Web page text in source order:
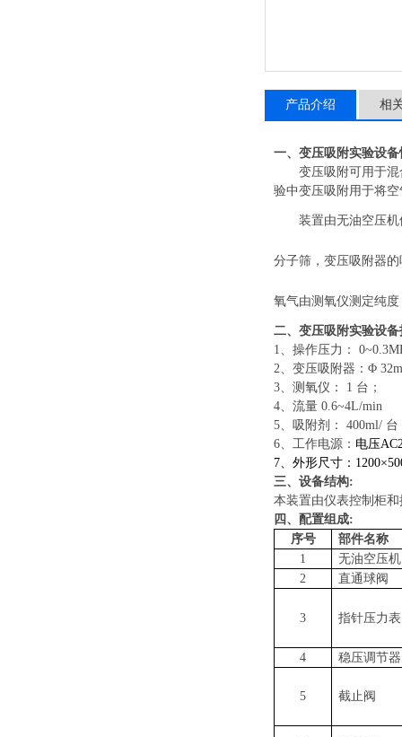
产品介绍 相
一、 变压吸附实验设备
变压吸附可用于
验中变压吸附用于将
装置由无油空压
分子筛，变压吸附器
氧气由测氧仪测定纯
二、 变压吸附实验设备
1、操作压力：
2、变压吸附器：Φ
3、测氧仪： 1 台；
4、流量 0.6~4L/min
5、吸附剂： 400ml/
6、工作电源： 电压
7、外形尺寸：
三、设备结构:
本装置由仪表控制柜
四、配置组成:
序号
部件名称
1
无油空压机
2
直通球阀
3 指针压力表
4 稳压调节器
5 截止阀